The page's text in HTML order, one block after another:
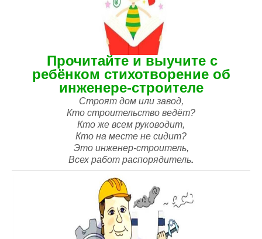
Прочитайте и выучите с
ребёнком стихотворение об
инженере-строителе
Строят дом или завод,
Кто строительство ведёт?
Кто же всем руководит,
Кто на месте не сидит?
Это инженер-строитель,
Всех работ распорядитель.